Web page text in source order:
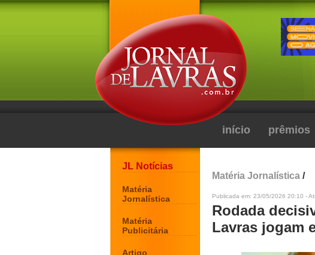
início prêmios
JL Notícias
Matéria
Jornalística
Matéria
Publicitária
Artigo
Matéria Jornalística /
Publicada em: 23/05/2026 20:10 -
Rodada
Lavras jogam